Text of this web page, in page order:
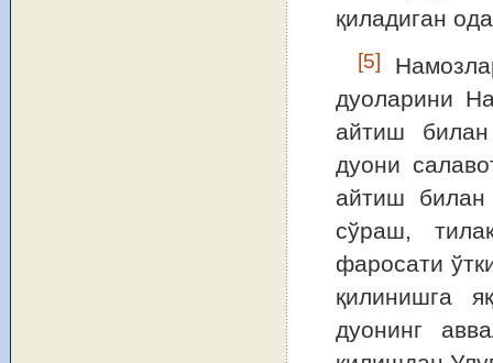
қиладиган
[5]
дуоларини
айтиш билан
дуони
айтиш билан
сўраш,
фаросати
қилинишга
дуонинг